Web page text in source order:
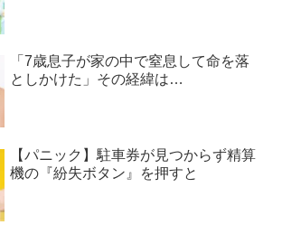
「7歳息子が家の中で窒息して命を落
としかけた」その経緯は…
【パニック】駐車券が見つからず精算
機の『紛失ボタン』を押すと